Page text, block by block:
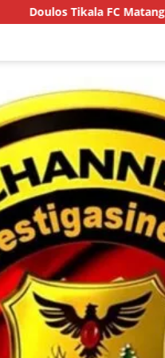
FC Matangkan